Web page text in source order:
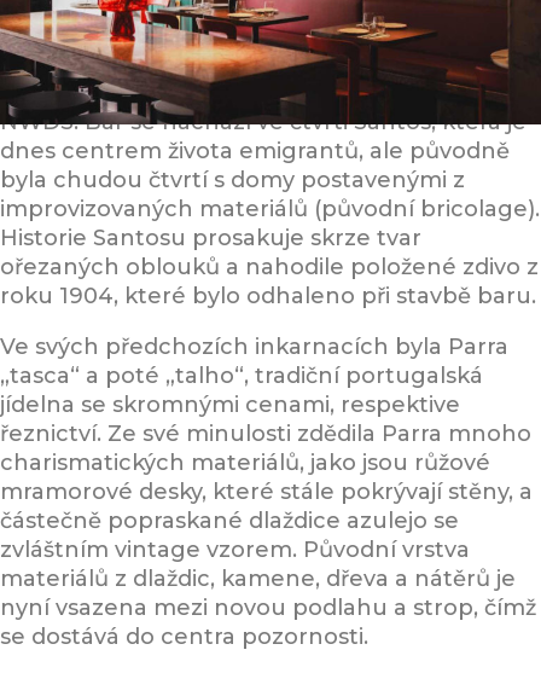
NWDS: Bar se nachází ve čtvrti Santos, která je
dnes centrem života emigrantů, ale původně
byla chudou čtvrtí s domy postavenými z
improvizovaných materiálů (původní bricolage).
Historie Santosu prosakuje skrze tvar
ořezaných oblouků a nahodile položené zdivo z
roku 1904, které bylo odhaleno při stavbě baru.
Ve svých předchozích inkarnacích byla Parra
„tasca“ a poté „talho“, tradiční portugalská
jídelna se skromnými cenami, respektive
řeznictví. Ze své minulosti zdědila Parra mnoho
charismatických materiálů, jako jsou růžové
mramorové desky, které stále pokrývají stěny, a
částečně popraskané dlaždice azulejo se
zvláštním vintage vzorem. Původní vrstva
materiálů z dlaždic, kamene, dřeva a nátěrů je
nyní vsazena mezi novou podlahu a strop, čímž
se dostává do centra pozornosti.